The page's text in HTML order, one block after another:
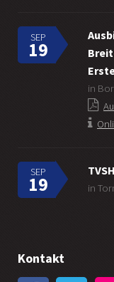
SEP
19
in
SEP
19 in
Kontakt